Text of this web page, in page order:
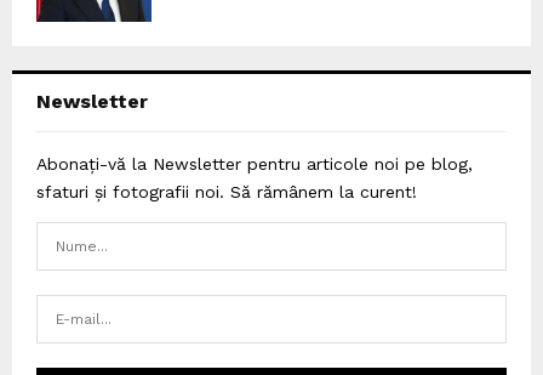
Newsletter
Abonați-vă la Newsletter pentru articole noi pe blog,
sfaturi și fotografii noi. Să rămânem la curent!